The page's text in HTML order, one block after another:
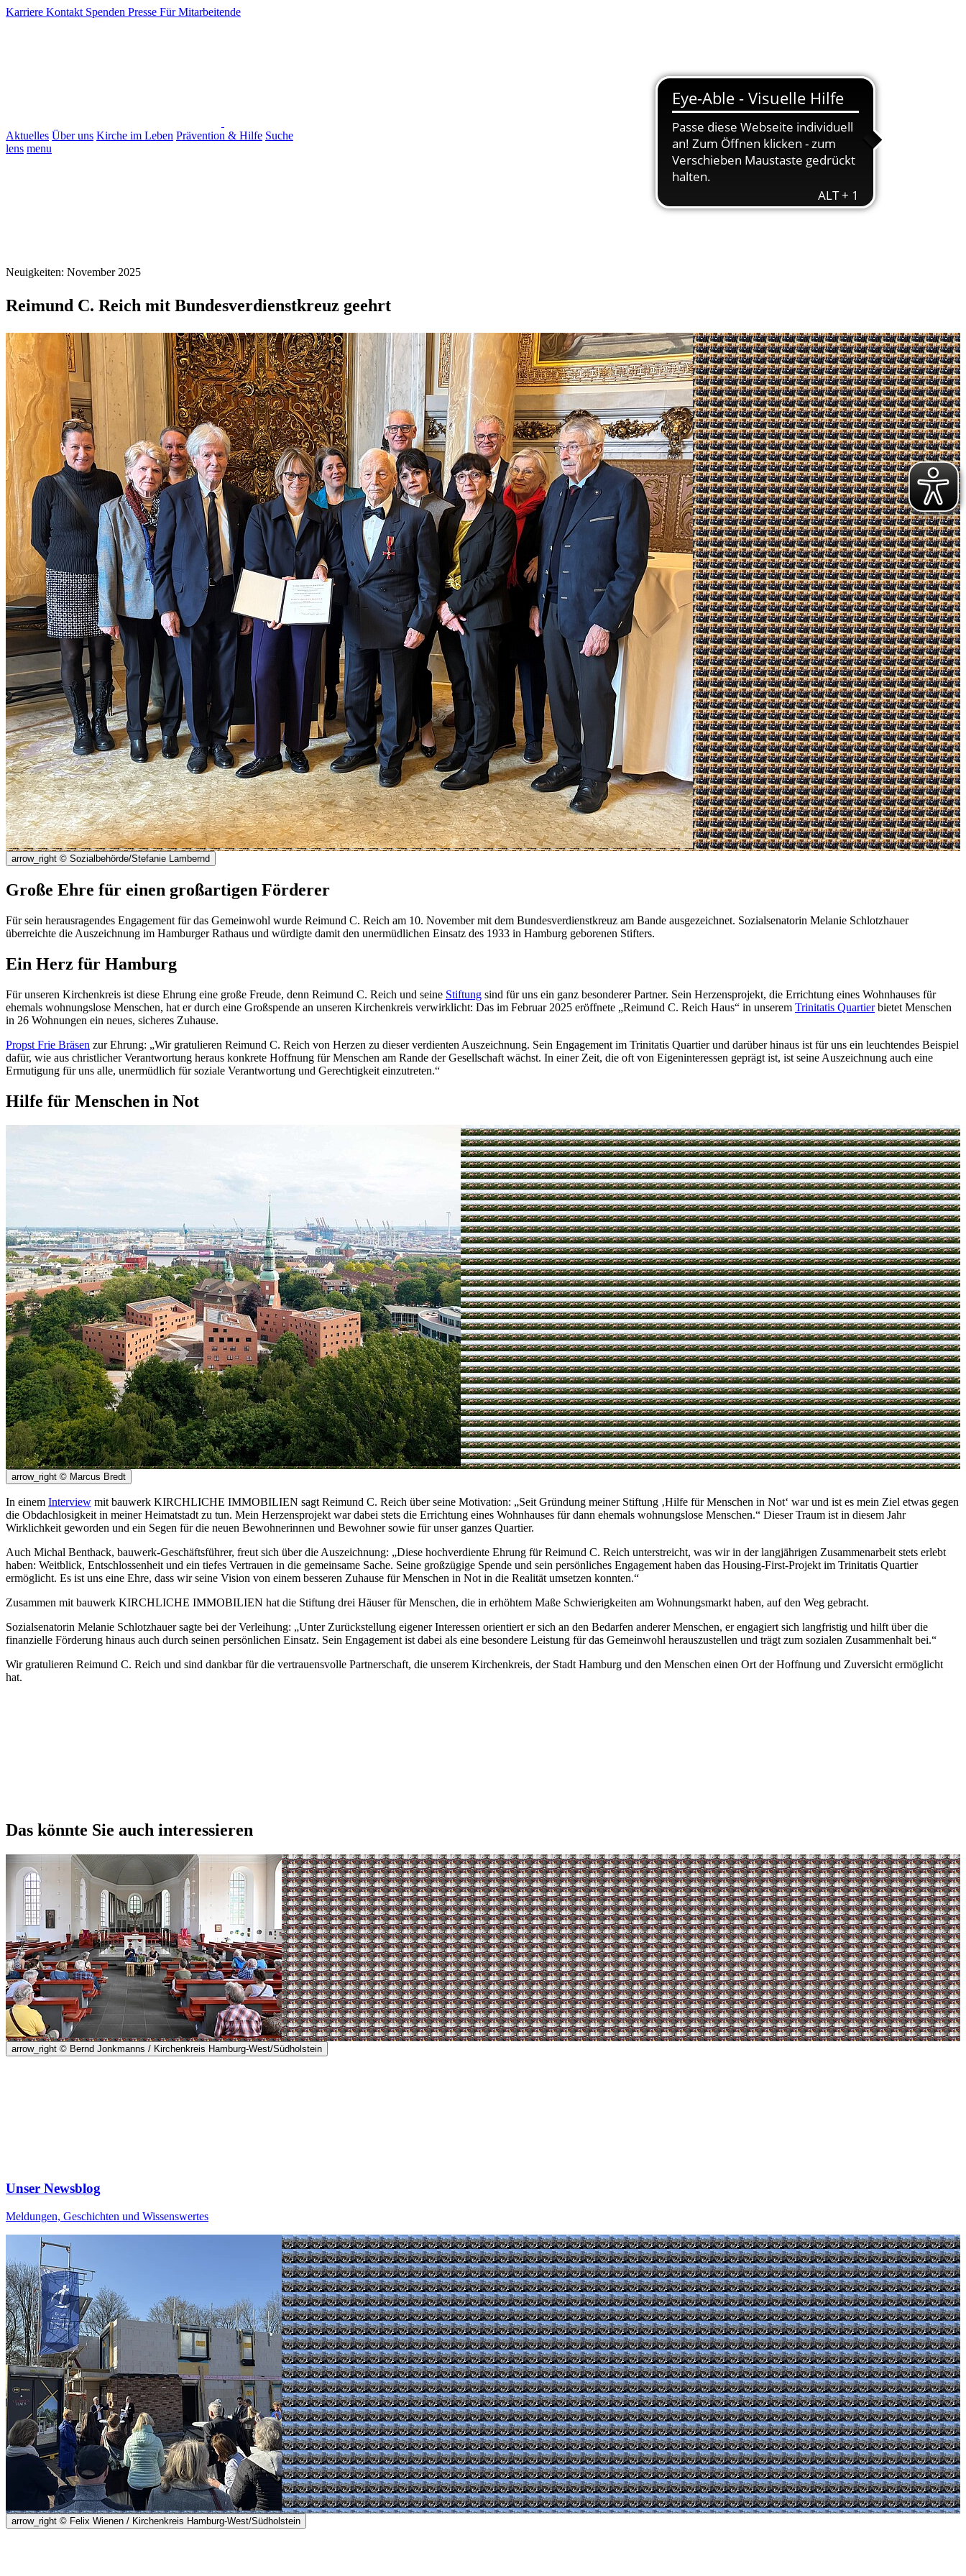
Karriere Kontakt Spenden Presse Für Mitarbeitende
Aktuelles Über uns Kirche im Leben Prävention & Hilfe Suche
lens menu
Neuigkeiten: November 2025
Reimund C. Reich mit Bundesverdienstkreuz geehrt
arrow_right © Sozialbehörde/Stefanie Lambernd
Große Ehre für einen großartigen Förderer
Für sein herausragendes Engagement für das Gemeinwohl wurde Reimund C. Reich am 10. November mit dem Bundesverdienstkreuz am Bande ausgezeichnet. Sozialsenatorin Melanie Schlotzhauer
überreichte die Auszeichnung im Hamburger Rathaus und würdigte damit den unermüdlichen Einsatz des 1933 in Hamburg geborenen Stifters.
Ein Herz für Hamburg
Für unseren Kirchenkreis ist diese Ehrung eine große Freude, denn Reimund C. Reich und seine Stiftung sind für uns ein ganz besonderer Partner. Sein Herzensprojekt, die Errichtung eines Wohnhauses für
ehemals wohnungslose Menschen, hat er durch eine Großspende an unseren Kirchenkreis verwirklicht: Das im Februar 2025 eröffnete „Reimund C. Reich Haus“ in unserem Trinitatis Quartierbietet Menschen
in 26 Wohnungen ein neues, sicheres Zuhause.
Propst Frie Bräsen zur Ehrung: „Wir gratulieren Reimund C. Reich von Herzen zu dieser verdienten Auszeichnung. Sein Engagement im Trinitatis Quartier und darüber hinaus ist für uns ein leuchtendes Beispiel
dafür, wie aus christlicher Verantwortung heraus konkrete Hoffnung für Menschen am Rande der Gesellschaft wächst. In einer Zeit, die oft von Eigeninteressen geprägt ist, ist seine Auszeichnung auch eine
Ermutigung für uns alle, unermüdlich für soziale Verantwortung und Gerechtigkeit einzutreten.“
Hilfe für Menschen in Not
arrow_right © Marcus Bredt
In einem Interview mit bauwerk KIRCHLICHE IMMOBILIEN sagt Reimund C. Reich über seine Motivation: „Seit Gründung meiner Stiftung ‚Hilfe für Menschen in Not‘ war und ist es mein Ziel etwas gegen
die Obdachlosigkeit in meiner Heimatstadt zu tun. Mein Herzensprojekt war dabei stets die Errichtung eines Wohnhauses für dann ehemals wohnungslose Menschen.“ Dieser Traum ist in diesem Jahr
Wirklichkeit geworden und ein Segen für die neuen Bewohnerinnen und Bewohner sowie für unser ganzes Quartier.
Auch Michal Benthack, bauwerk-Geschäftsführer, freut sich über die Auszeichnung: „Diese hochverdiente Ehrung für Reimund C. Reich unterstreicht, was wir in der langjährigen Zusammenarbeit stets erlebt
haben: Weitblick, Entschlossenheit und ein tiefes Vertrauen in die gemeinsame Sache. Seine großzügige Spende und sein persönliches Engagement haben das Housing-First-Projekt im Trinitatis Quartier
ermöglicht. Es ist uns eine Ehre, dass wir seine Vision von einem besseren Zuhause für Menschen in Not in die Realität umsetzen konnten.“
Zusammen mit bauwerk KIRCHLICHE IMMOBILIEN hat die Stiftung drei Häuser für Menschen, die in erhöhtem Maße Schwierigkeiten am Wohnungsmarkt haben, auf den Weg gebracht.
Sozialsenatorin Melanie Schlotzhauer sagte bei der Verleihung: „Unter Zurückstellung eigener Interessen orientiert er sich an den Bedarfen anderer Menschen, er engagiert sich langfristig und hilft über die
finanzielle Förderung hinaus auch durch seinen persönlichen Einsatz. Sein Engagement ist dabei als eine besondere Leistung für das Gemeinwohl herauszustellen und trägt zum sozialen Zusammenhalt bei.“
Wir gratulieren Reimund C. Reich und sind dankbar für die vertrauensvolle Partnerschaft, die unserem Kirchenkreis, der Stadt Hamburg und den Menschen einen Ort der Hoffnung und Zuversicht ermöglicht
hat.
Das könnte Sie auch interessieren
arrow_right © Bernd Jonkmanns / Kirchenkreis Hamburg-West/Südholstein
Unser Newsblog
Meldungen, Geschichten und Wissenswertes
arrow_right © Felix Wienen / Kirchenkreis Hamburg-West/Südholstein